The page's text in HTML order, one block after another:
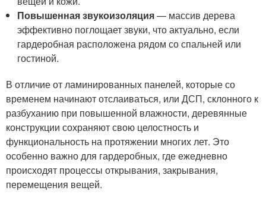
Повышенная звукоизоляция— массив дерева
эффективно поглощает звуки, что актуально, если
гардеробная расположена рядом со спальней или
гостиной.
В отличие от ламинированных панелей, которые со
временем начинают отслаиваться, или ДСП, склонного к
разбуханию при повышенной влажности, деревянные
конструкции сохраняют свою целостность и
функциональность на протяжении многих лет. Это
особенно важно для гардеробных, где ежедневно
происходят процессы открывания, закрывания,
перемещения вещей.